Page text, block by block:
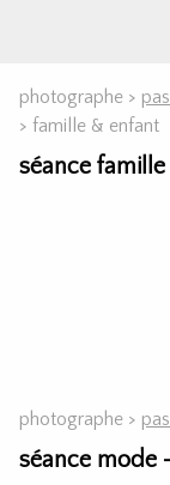
photographe >
> famille & enfant
séance
photographe >
séance mode